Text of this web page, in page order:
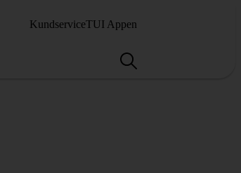
KundserviceTUI Appen